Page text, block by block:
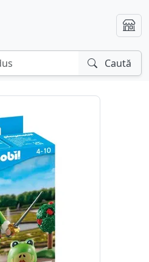
Caută